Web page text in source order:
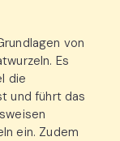
von
Es
die
und führt das
ein. Zudem